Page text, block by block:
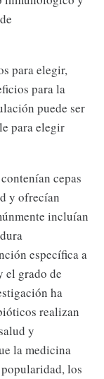
para elegir,
para la
puede ser
para elegir
cepas
y ofrecían
incluían
específica a
el grado de
ha
realizan
y
la medicina
los